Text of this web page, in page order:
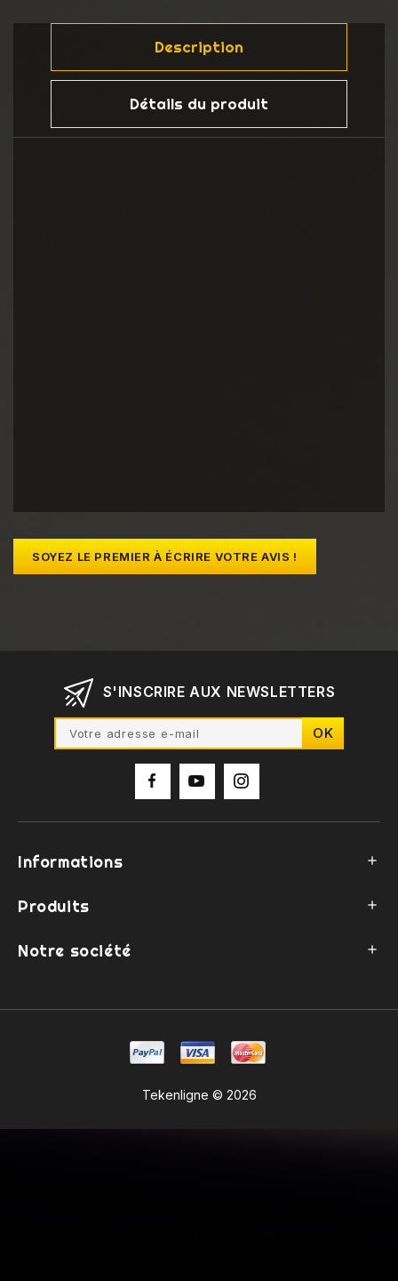
Description
Détails du produit
SOYEZ LE PREMIER À ÉCRIRE VOTRE AVIS !
S'INSCRIRE AUX NEWSLETTERS
Informations 
Produits 
Notre société 
Tekenligne © 2026